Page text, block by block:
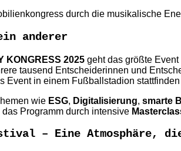
durch die musikalische
anderer
KONGRESS 2025 geht das größte
tausend Entscheiderinnen und
Event in einem Fußballstadion
wie ESG, Digitalisierung, smarte
Programm durch intensive
– Eine Atmosphäre,